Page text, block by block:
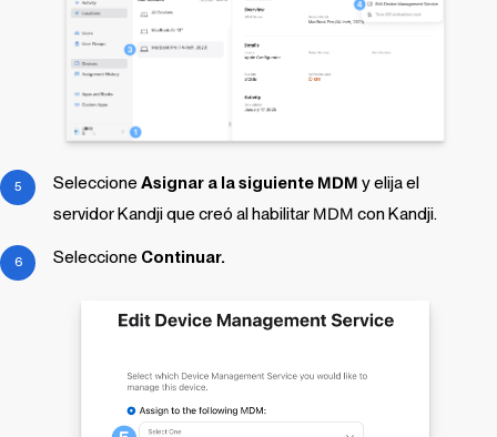
Seleccione Asignar a la siguiente MDM y elija el
servidorKandjique creó al habilitar MDM conKandji.
Seleccione Continuar.